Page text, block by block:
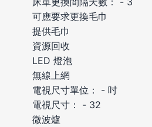
可應要求更換毛巾
提供毛巾
資源回收
LED 燈泡
無線上網
電視尺寸單位： - 吋
電視尺寸： - 32
微波爐